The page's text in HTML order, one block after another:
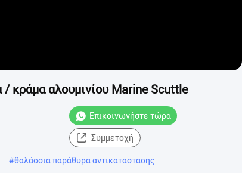
κράμα αλουμινίου Marine Scuttle
Επικοινωνήστε τώρα
Συμμετοχή
#θαλάσσια παράθυρα αντικατάστασης